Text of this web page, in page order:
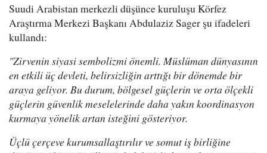
Suudi Arabistan merkezli düşünce kuruluşu Körfez
Araştırma Merkezi Başkanı Abdulaziz Sager şu ifadeleri
kullandı:
"Zirvenin siyasi sembolizmi önemli. Müslüman dünyasının
en etkili üç devleti, belirsizliğin arttığı bir dönemde bir
araya geliyor. Bu durum, bölgesel güçlerin ve orta ölçekli
güçlerin güvenlik meselelerinde daha yakın koordinasyon
kurmaya yönelik artan isteğini gösteriyor.
Üçlü çerçeve kurumsallaştırılır ve somut iş birliğine